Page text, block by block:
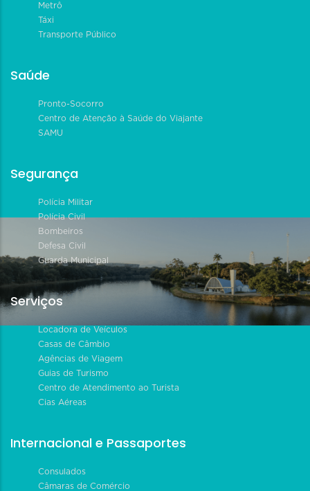
Metrô
Táxi
Transporte Público
Saúde
Pronto-Socorro
Centro de Atenção à Saúde do Viajante
SAMU
Segurança
Polícia Militar
Polícia Civil
Bombeiros
Defesa Civil
Guarda Municipal
Serviços
Locadora de Veículos
Casas de Câmbio
Agências de Viagem
Guias de Turismo
Centro de Atendimento ao Turista
Cias Aéreas
Internacional e Passaportes
Consulados
Câmaras de Comércio